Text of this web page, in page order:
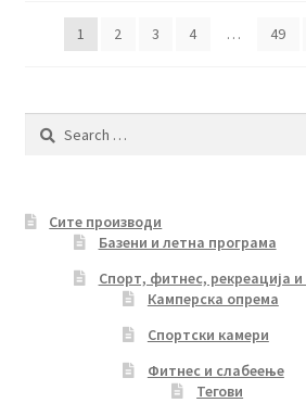
1
2 3 4 … 49
Search
Сите производи
Базени и летна програма
Спорт, фитнес, рекреација
Камперска опрема
Спортски камери
Фитнес и слабеење
Тегови